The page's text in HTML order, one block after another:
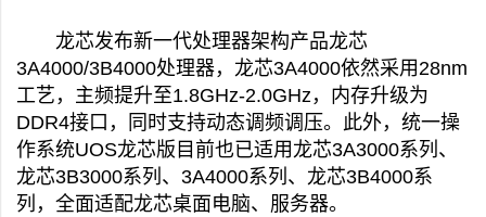
龙芯发布新一代处理器架构产品龙芯
3A4000/3B4000处理器，龙芯3A4000依然采用28nm
工艺，主频提升至1.8GHz-2.0GHz，内存升级为
DDR4接口，同时支持动态调频调压。此外，统一操
作系统UOS龙芯版目前也已适用龙芯3A3000系列、
龙芯3B3000系列、3A4000系列、龙芯3B4000系
列，全面适配龙芯桌面电脑、服务器。